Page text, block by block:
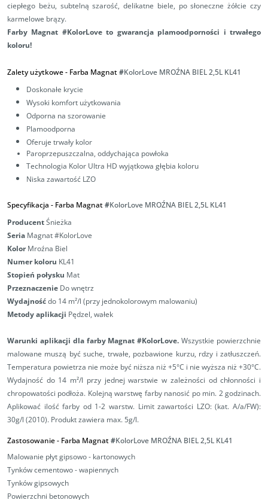
ciepłego beżu, subtelną szarość, delikatne biele, po słoneczne żółcie czy
karmelowe brązy.
Farby Magnat #KolorLove to gwarancja plamoodporności i trwałego
koloru!
Zalety użytkowe - Farba Magnat#KolorLove MROŹNA BIEL 2,5L KL41
Doskonałe krycie
Wysoki komfort użytkowania
Odporna na szorowanie
Plamoodporna
Oferuje trwały kolor
Paroprzepuszczalna, oddychająca powłoka
Technologia Kolor Ultra HD wyjątkowa głębia koloru
Niska zawartość LZO
Specyfikacja - Farba Magnat#KolorLove MROŹNA BIEL 2,5L KL41
ProducentŚnieżka
Seria Magnat #KolorLove
KolorMroźna Biel
Numer koloru KL41
Stopień połysku Mat
Przeznaczenie Do wnętrz
Wydajnośćdo 14 m²/l (przy jednokolorowym malowaniu)
Metody aplikacji Pędzel, wałek
Warunki aplikacji dla farby Magnat #KolorLove. Wszystkie powierzchnie
malowane muszą być suche, trwałe, pozbawione kurzu, rdzy i zatłuszczeń.
Temperatura powietrza nie może być niższa niż +5°C i nie wyższa niż +30°C.
Wydajność do 14 m²/l przy jednej warstwie w zależności od chłonności i
chropowatości podłoża. Kolejną warstwę farby nanosić po min. 2 godzinach.
Aplikować ilość farby od 1-2 warstw. Limit zawartości LZO: (kat. A/a/FW):
30g/l (2010). Produkt zawiera max. 5g/l.
Zastosowanie - Farba Magnat#KolorLove MROŹNA BIEL 2,5L KL41
Malowanie płyt gipsowo - kartonowych
Tynków cementowo - wapiennych
Tynków gipsowych
Powierzchni betonowych